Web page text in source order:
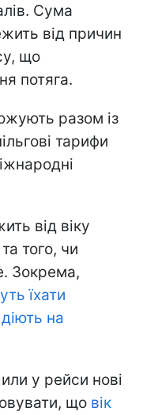
Сума
від причин
що
потяга.
разом із
тарифи
від віку
того, чи
Зокрема,
їхати
на
у рейси нові
що вік